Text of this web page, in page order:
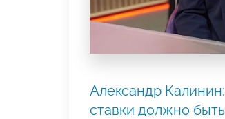
Александр
ставки должно